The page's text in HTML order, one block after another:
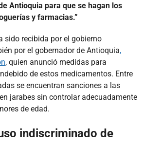
Antioquia para que se hagan los
y farmacias.”
sido recibida por el gobierno
por el gobernador de Antioquia,
, quien anunció medidas para
de estos medicamentos. Entre
se encuentran sanciones a las
jarabes sin controlar adecuadamente
de edad.
indiscriminado de